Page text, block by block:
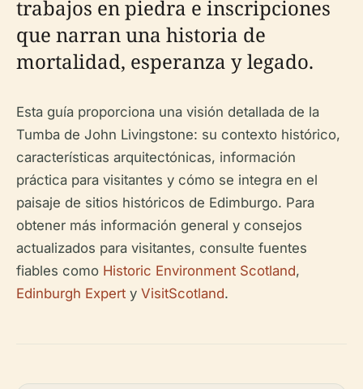
trabajos en piedra e inscripciones
que narran una historia de
mortalidad, esperanza y legado.
Esta guía proporciona una visión detallada de la
Tumba de John Livingstone: su contexto histórico,
características arquitectónicas, información
práctica para visitantes y cómo se integra en el
paisaje de sitios históricos de Edimburgo. Para
obtener más información general y consejos
actualizados para visitantes, consulte fuentes
fiables como Historic Environment Scotland,
Edinburgh Expert y VisitScotland.